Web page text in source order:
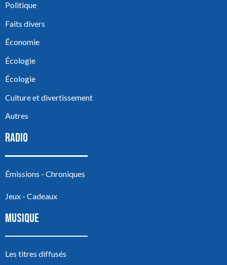
Politique
Faits divers
Économie
Écologie
Écologie
Culture et divertissement
Autres
RADIO
Émissions - Chroniques
Jeux - Cadeaux
MUSIQUE
Les titres diffusés